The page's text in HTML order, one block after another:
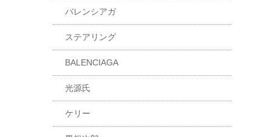
バレンシアガ
ステアリング
BALENCIAGA
光源氏
ケリー